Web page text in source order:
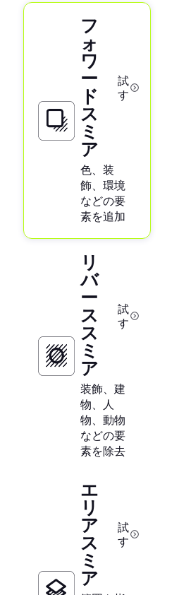
フ
ォ
ワ
ー
ド
ス
ミ
ア
試
す
色、装
飾、環境
などの要
素を追加
リ
バ
ー
ス
ス
ミ
ア
試
す
装飾、建
物、人
物、動物
などの要
素を除去
エ
リ
ア
ス
ミ
ア
試
す